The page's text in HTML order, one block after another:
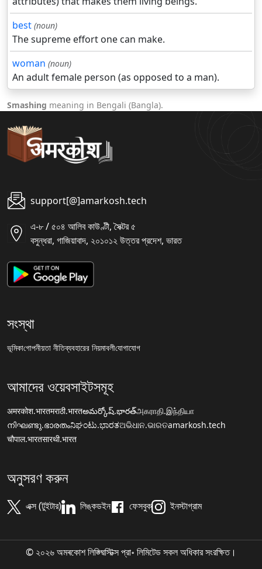
best (noun)
The supreme effort one can make.
woman (noun)
An adult female person (as opposed to a man).
Smashing meaning in Bengali (Bangla).
support[@]amarkosh.tech
এ-৮ / ৫০৪ আলিব কাউণ্টী, সৈক্টর ৫
বসুন্ধরা, গাজিয়াবাদ, ২০১০১২ উত্তর প্রদেশ, ভারত
সংস্থা
ভূমিকাগোপনীয়তা নীতিব্যবহারের নিয়মাবলীযোগাযোগ
আমাদের ওয়েবসাইটসমূহ
अमरकोश.भारतमराठी.भारतఅమర్కోష్.భారత్அகராதி.இந்தியா
നിഘണ്ടു.ഭാരതംನಿಘಂಟು.ಭಾರತଅଭିଧାନ.ଭାରତamarkosh.tech
चौपाल.भारतसारथी.भारत
অনুসরণ করুন
এক্স (টুইটার) লিঙ্কডইন ফেসবুক ইনস্টাগ্রাম
© ২০২৬ অমৰকোশ লিঙ্গ্ৱিস্টিক্স প্রা॰ লিমিটেড সকল অধিকার সংরক্ষিত।